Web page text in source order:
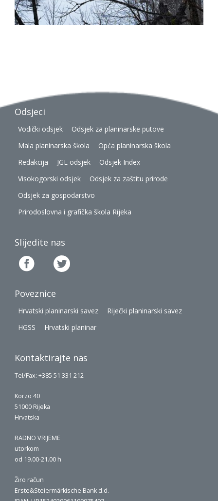
Odsjeci
Vodički odsjek
Odsjek za planinarske putove
Mala planinarska škola
Opća planinarska škola
Redakcija
JGL odsjek
Odsjek Index
Visokogorski odsjek
Odsjek za zaštitu prirode
Odsjek za gospodarstvo
Prirodoslovna i grafička škola Rijeka
Slijedite nas
Poveznice
Hrvatski planinarski savez
Riječki planinarski savez
HGSS
Hrvatski planinar
Kontaktirajte nas
Tel/Fax: +385 51 331 212
Korzo 40
51000 Rijeka
Hrvatska
RADNO VRIJEME
utorkom
od 19.00-21.00 h
Žiro račun
Erste&Steiermärkische Bank d.d.